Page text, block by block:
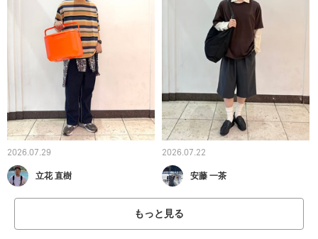
2026.07.29
立花 直樹
2026.07.22
安藤 一茶
もっと見る